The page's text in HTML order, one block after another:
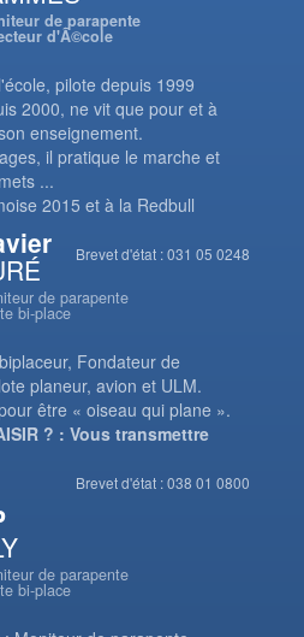
de parapente
d'Ã©cole
pilote depuis 1999
2000, ne vit que pour et à
enseignement.
il pratique le marche et
...
2015 et à la Redbull
Brevet d'état : 031 05 0248
de parapente
bi-place
Fondateur de
planeur, avion et ULM.
être « oiseau qui plane ».
? : Vous transmettre
Brevet d'état : 038 01 0800
de parapente
bi-place